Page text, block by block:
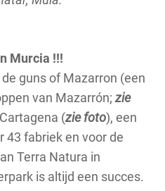
Murcia !!!
guns of Mazarron (een
van Mazarrón; zie
(zie foto), een
43 fabriek en voor de
Terra Natura in
is altijd een succes.